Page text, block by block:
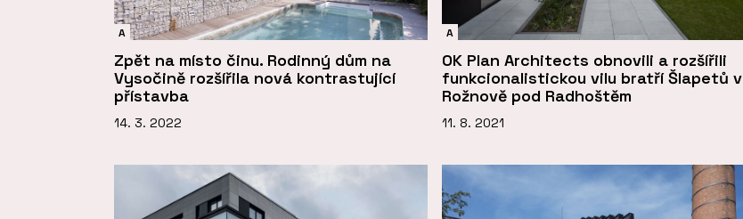
A
Zpět na místo činu. Rodinný dům na
Vysočině rozšířila nová kontrastující
přístavba
14. 3. 2022
A
OK Plan Architects obnovili a rozšířili
funkcionalistickou vilu bratří Šlapetů v
Rožnově pod Radhoštěm
11. 8. 2021